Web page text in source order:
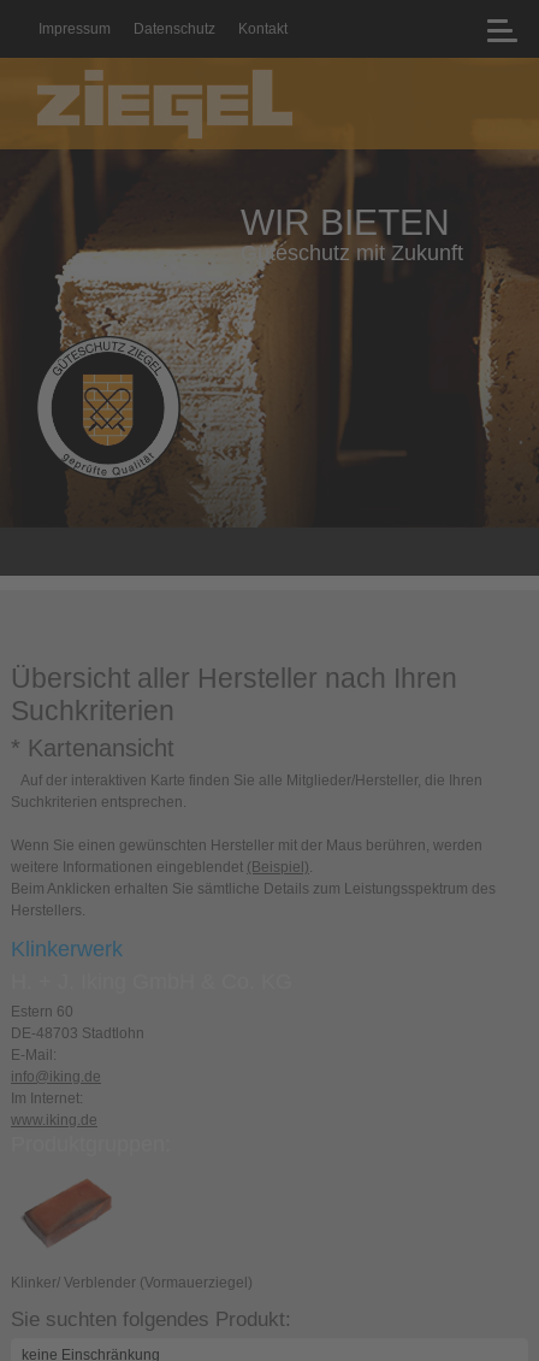
Impressum Datenschutz Kontakt
WIR BIETEN
Geprüfte Qualität mit Zertifikat
Übersicht aller Hersteller nach Ihren
Suchkriterien
* Kartenansicht
Auf der interaktiven Karte finden Sie alle Mitglieder/Hersteller, die Ihren
Suchkriterien entsprechen.
Wenn Sie einen gewünschten Hersteller mit der Maus berühren, werden
weitere Informationen eingeblendet (Beispiel).
Beim Anklicken erhalten Sie sämtliche Details zum Leistungsspektrum des
Herstellers.
Klinkerwerk
Estern 60
DE-48703 Stadtlohn
E-Mail:
info@iking.de
Im Internet:
www.iking.de
Klinker/ Verblender (Vormauerziegel)
Sie suchten folgendes Produkt: